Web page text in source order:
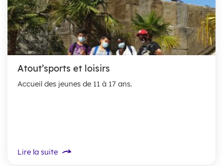
Atout’sports et loisirs
Accueil des jeunes de 11 à 17 ans.
Lire la suite